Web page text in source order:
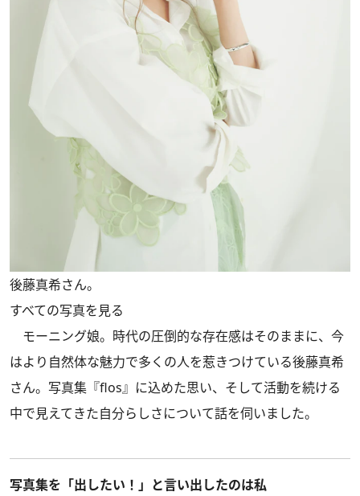
後藤真希さん。
すべての写真を見る
モーニング娘。時代の圧倒的な存在感はそのままに、今
はより自然体な魅力で多くの人を惹きつけている後藤真希
さん。写真集『flos』に込めた思い、そして活動を続ける
中で見えてきた自分らしさについて話を伺いました。
写真集を「出したい！」と言い出したのは私